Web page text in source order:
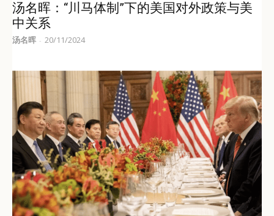
汤名晖：“川马体制”下的美国对外政策与美
中关系
汤名晖 - 20/11/2024